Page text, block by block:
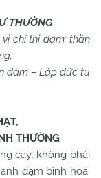
THƯỜNG
chỉ thị đạm; thần
đức tu
THƯỜNG
cay, không phải
đạm bình hoà;